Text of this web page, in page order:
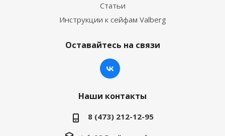
Статьи
Инструкции к сейфам Valberg
Оставайтесь на связи
Наши контакты
8 (473) 212-12-95